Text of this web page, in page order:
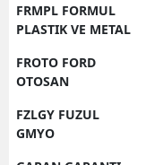
FRMPL FORMUL
PLASTIK VE METAL
FROTO FORD
OTOSAN
FZLGY FUZUL
GMYO